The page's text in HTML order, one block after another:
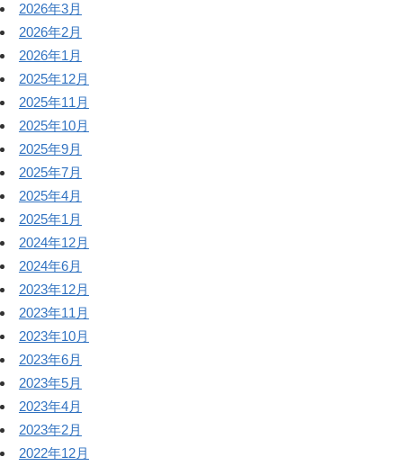
2026年3月
2026年2月
2026年1月
2025年12月
2025年11月
2025年10月
2025年9月
2025年7月
2025年4月
2025年1月
2024年12月
2024年6月
2023年12月
2023年11月
2023年10月
2023年6月
2023年5月
2023年4月
2023年2月
2022年12月